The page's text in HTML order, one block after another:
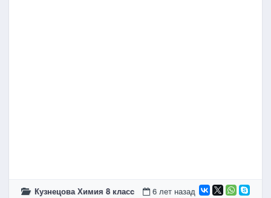
Кузнецова Химия 8 класc 6 лет назад